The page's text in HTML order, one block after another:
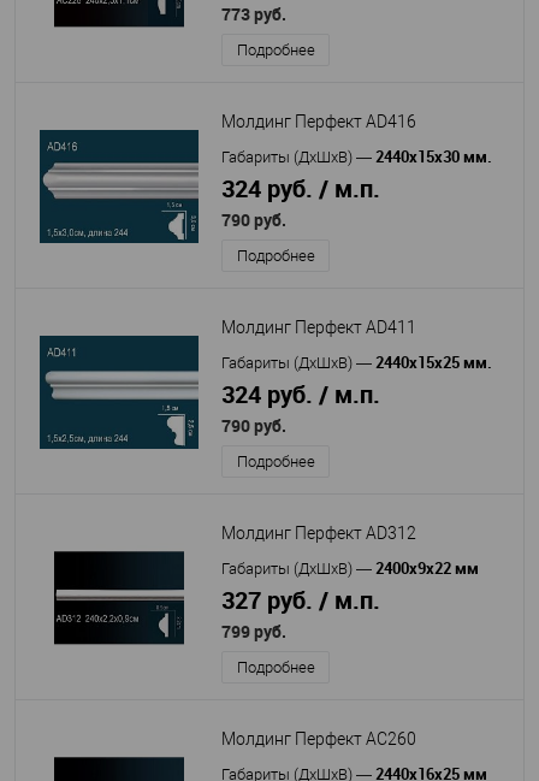
773 руб.
Подробнее
Молдинг Перфект AD416
Габариты (ДхШхВ) — 2440х15х30 мм.
324 руб. / м.п.
790 руб.
Подробнее
Молдинг Перфект AD411
Габариты (ДхШхВ) — 2440х15х25 мм.
324 руб. / м.п.
790 руб.
Подробнее
Молдинг Перфект AD312
Габариты (ДхШхВ) — 2400х9х22 мм
327 руб. / м.п.
799 руб.
Подробнее
Молдинг Перфект AC260
Габариты (ДхШхВ) — 2440х16х25 мм